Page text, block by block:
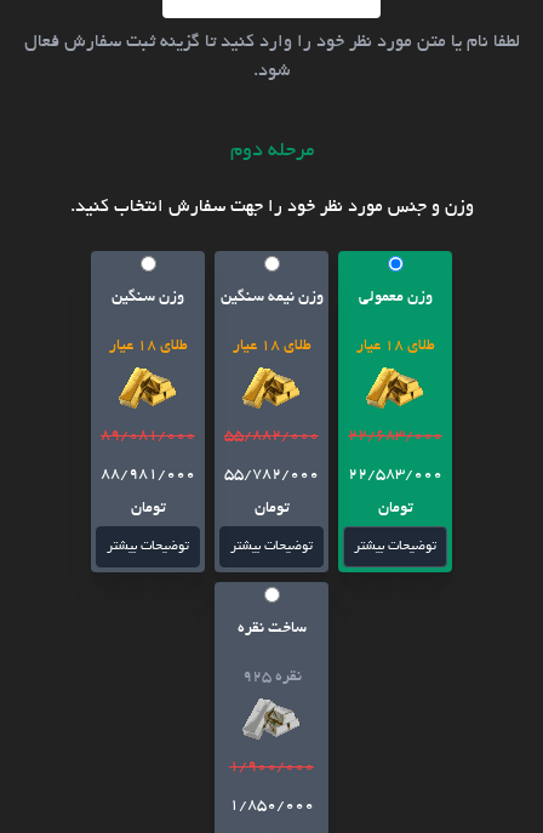
لطفا نام یا متن مورد نظر خود را وارد کنید تا گزینه ثبت سفارش فعال
شود.
مرحله دوم
وزن و جنس مورد نظر خود را جهت سفارش انتخاب کنید.
وزن معمولی
طلای 18 عیار
22/683/000
22/583/000
تومان
توضیحات بیشتر
وزن نیمه سنگین
طلای 18 عیار
55/882/000
55/782/000
تومان
توضیحات بیشتر
وزن سنگین
طلای 18 عیار
89/081/000
88/981/000
تومان
توضیحات بیشتر
ساخت نقره
نقره 925
1/900/000
1/850/000